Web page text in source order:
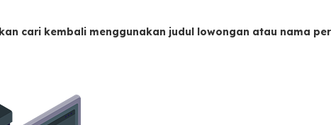
cari kembali menggunakan judul lowongan atau nama